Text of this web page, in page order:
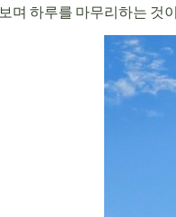
며 하루를 마무리하는 것이